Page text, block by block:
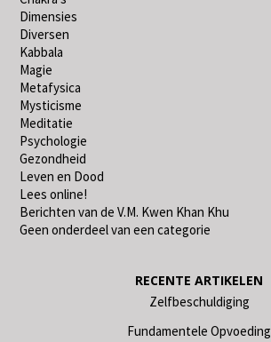
Dimensies
Diversen
Kabbala
Magie
Metafysica
Mysticisme
Meditatie
Psychologie
Gezondheid
Leven en Dood
Lees online!
Berichten van de V.M. Kwen Khan Khu
Geen onderdeel van een categorie
RECENTE ARTIKELEN
Zelfbeschuldiging
Fundamentele Opvoeding